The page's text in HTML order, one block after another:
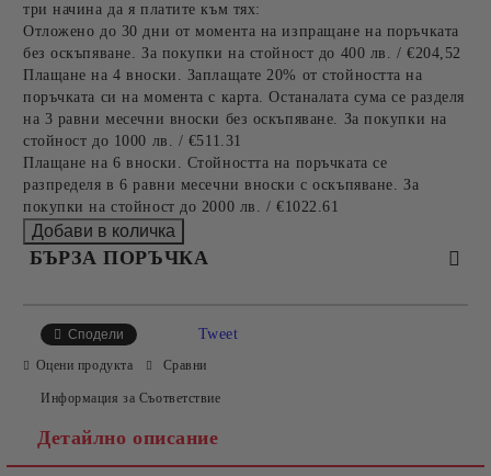
три начина да я платите към тях:
Отложено до 30 дни от момента на изпращане на поръчката
без оскъпяване. За покупки на стойност до 400 лв. / €204,52
Плащане на 4 вноски. Заплащате 20% от стойността на
поръчката си на момента с карта. Останалата сума се разделя
на 3 равни месечни вноски без оскъпяване. За покупки на
стойност до 1000 лв. / €511.31
Плащане на 6 вноски. Стойността на поръчката се
разпределя в 6 равни месечни вноски с оскъпяване. За
покупки на стойност до 2000 лв. / €1022.61
БЪРЗА ПОРЪЧКА
Съгласен съм с
Ние ще се свържем с вас в рамките на работния ден.
Сподели Tweet
Оцени продукта Сравни
Информация за Съответствие
Детайлно описание